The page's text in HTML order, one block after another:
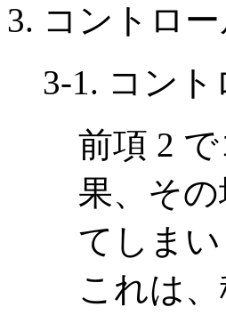
3. コントロ
3-1. コン
前項 2
果、そ
てしまい
これは